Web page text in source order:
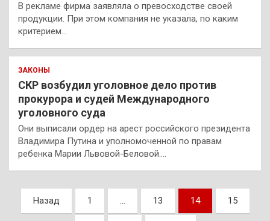
В рекламе фирма заявляла о превосходстве своей
продукции. При этом компания не указала, по каким
критерием…
ЗАКОНЫ
СКР возбудил уголовное дело против
прокурора и судей Международного
уголовного суда
Они выписали ордер на арест российского президента
Владимира Путина и уполномоченной по правам
ребенка Марии Львовой-Беловой.…
Пагинация
записей
Назад 1 … 13 14 15